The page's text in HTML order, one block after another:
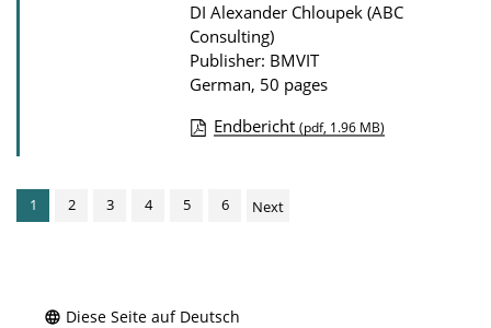
DI Alexander Chloupek (ABC
Consulting)
Publisher: BMVIT
German, 50 pages
b
Endbericht (pdf, 1.96 MB)
1 2 3 4 5 6 Next
Diese Seite auf Deutsch